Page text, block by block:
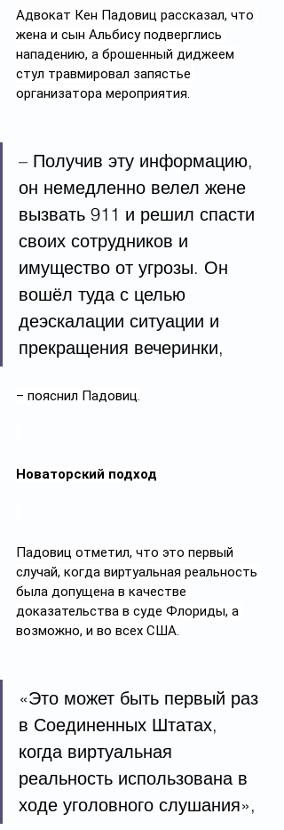
Адвокат Кен Падовиц рассказал, что
жена и сын Альбису подверглись
нападению, а брошенный диджеем
стул травмировал запястье
организатора мероприятия.
– Получив эту информацию,
он немедленно велел жене
вызвать 911 и решил спасти
своих сотрудников и
имущество от угрозы. Он
вошёл туда с целью
деэскалации ситуации и
прекращения вечеринки,
– пояснил Падовиц.
Новаторский подход
Падовиц отметил, что это первый
случай, когда виртуальная реальность
была допущена в качестве
доказательства в суде Флориды, а
возможно, и во всех США.
«Это может быть первый раз
в Соединенных Штатах,
когда виртуальная
реальность использована в
ходе уголовного слушания»,